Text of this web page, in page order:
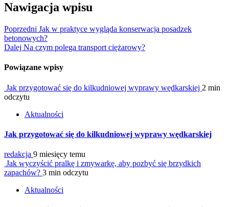
Nawigacja wpisu
Poprzedni Jak w praktyce wygląda konserwacja posadzek
betonowych?
Dalej Na czym polega transport ciężarowy?
Powiązane wpisy
Jak przygotować się do kilkudniowej wyprawy wędkarskiej 2 min
odczytu
Aktualności
Jak przygotować się do kilkudniowej wyprawy wędkarskiej
redakcja 9 miesięcy temu
Jak wyczyścić pralkę i zmywarkę, aby pozbyć się brzydkich
zapachów? 3 min odczytu
Aktualności